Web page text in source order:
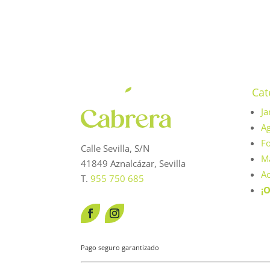
Calle Sevilla, S/N
41849 Aznalcázar, Sevilla
T.955 750 685
Pago seguro garantizado